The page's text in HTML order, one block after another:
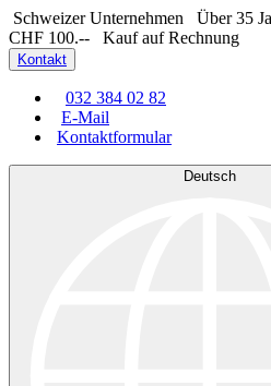
Schweizer Unternehmen Über 35
CHF 100.--
Kauf auf Rechnung
Kontakt
032 384 02 82
E-Mail
Kontaktformular
Deutsch